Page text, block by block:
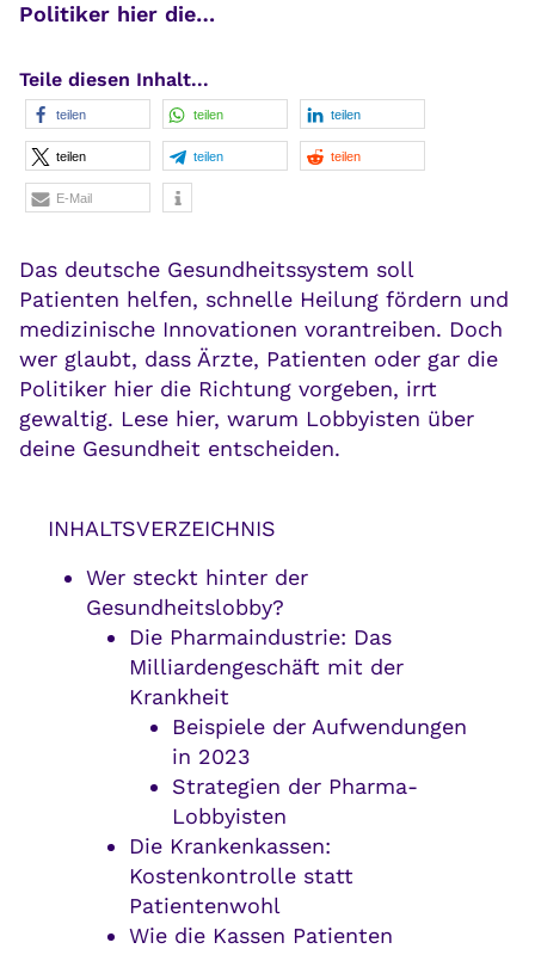
Politiker hier die…
Teile diesen Inhalt...
teilen teilen teilen
teilen teilen teilen
E-Mail
Das deutsche Gesundheitssystem soll
Patienten helfen, schnelle Heilung fördern und
medizinische Innovationen vorantreiben. Doch
wer glaubt, dass Ärzte, Patienten oder gar die
Politiker hier die Richtung vorgeben, irrt
gewaltig. Lese hier, warum Lobbyisten über
deine Gesundheit entscheiden.
INHALTSVERZEICHNIS
Wer steckt hinter der
Gesundheitslobby?
Die Pharmaindustrie: Das
Milliardengeschäft mit der
Krankheit
Beispiele der Aufwendungen
in 2023
Strategien der Pharma-
Lobbyisten
Die Krankenkassen:
Kostenkontrolle statt
Patientenwohl
Wie die Kassen Patienten